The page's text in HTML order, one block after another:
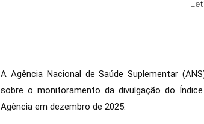
A Agência Nacional de Saúde Suplementar
sobre o monitoramento da divulgação do
Agência em dezembro de 2025.